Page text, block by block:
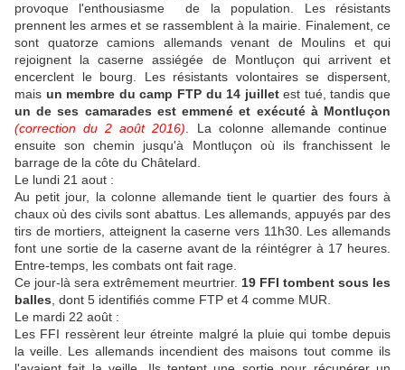
provoque l'enthousiasme de la population. Les résistants
prennent les armes et se rassemblent à la mairie. Finalement, ce
sont quatorze camions allemands venant de Moulins et qui
rejoignent la caserne assiégée de Montluçon qui arrivent et
encerclent le bourg. Les résistants volontaires se dispersent,
mais un membre du camp FTP du 14 juilletest tué, tandis que
un de ses camarades est emmené et exécuté à Montluçon
(correction du 2 août 2016) . La colonne allemande continue
ensuite son chemin jusqu'à Montluçon où ils franchissentle
barrage de la côte du Châtelard.
Le lundi 21 aout :
Au petit jour, la colonne allemande tient le quartier des fours à
chaux où des civils sont abattus. Les allemands, appuyés par des
tirs de mortiers, atteignent la caserne vers 11h30. Les allemands
font une sortie de la caserne avant de la réintégrer à 17 heures.
Entre-temps, les combats ont fait rage.
Ce jour-là sera extrêmement meurtrier. 19 FFI tombent sous les
balles , dont 5 identifiés comme FTP et 4 comme MUR.
Le mardi 22 août :
Les FFI ressèrent leur étreinte malgré la pluie qui tombe depuis
la veille. Les allemands incendient des maisons tout comme ils